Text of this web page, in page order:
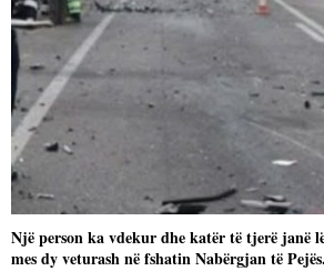
Një person ka vdekur dhe katër të tjerë janë
mes dy veturash në fshatin Nabërgjan të Pejës.